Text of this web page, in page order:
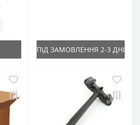
ПІД ЗАМОВЛЕННЯ 2-3 ДНІ